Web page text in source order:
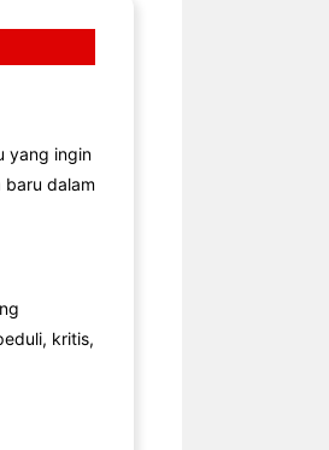
yang ingin
baru dalam
kritis,